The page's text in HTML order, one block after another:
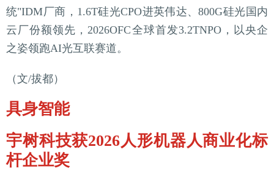
统"IDM厂商，1.6T硅光CPO进英伟达、800G硅光国内
云厂份额领先，2026OFC全球首发3.2TNPO，以央企
之姿领跑AI光互联赛道。
（文/拔都）
具身智能
宇树科技获2026人形机器人商业化标
杆企业奖